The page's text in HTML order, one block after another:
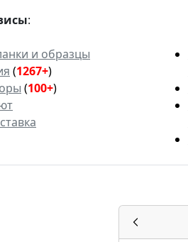
:
и образцы
(1267+)
(100+)